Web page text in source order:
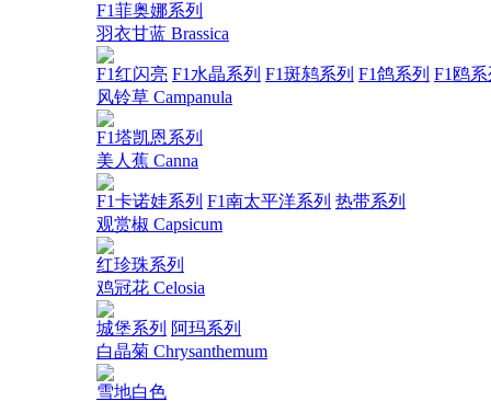
F1菲奥娜系列
羽衣甘蓝 Brassica
F1红闪亮 F1水晶系列 F1斑鸫系列 F1鸽系列 F1鸥
风铃草 Campanula
F1塔凯恩系列
美人蕉 Canna
F1卡诺娃系列 F1南太平洋系列 热带系列
观赏椒 Capsicum
红珍珠系列
鸡冠花 Celosia
城堡系列 阿玛系列
白晶菊 Chrysanthemum
雪地白色